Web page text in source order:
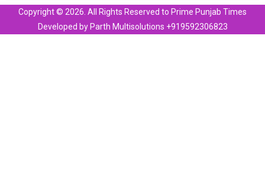
Copyright © 2026. All Rights Reserved to Prime Punjab Times
Developed by Parth Multisolutions +919592306823